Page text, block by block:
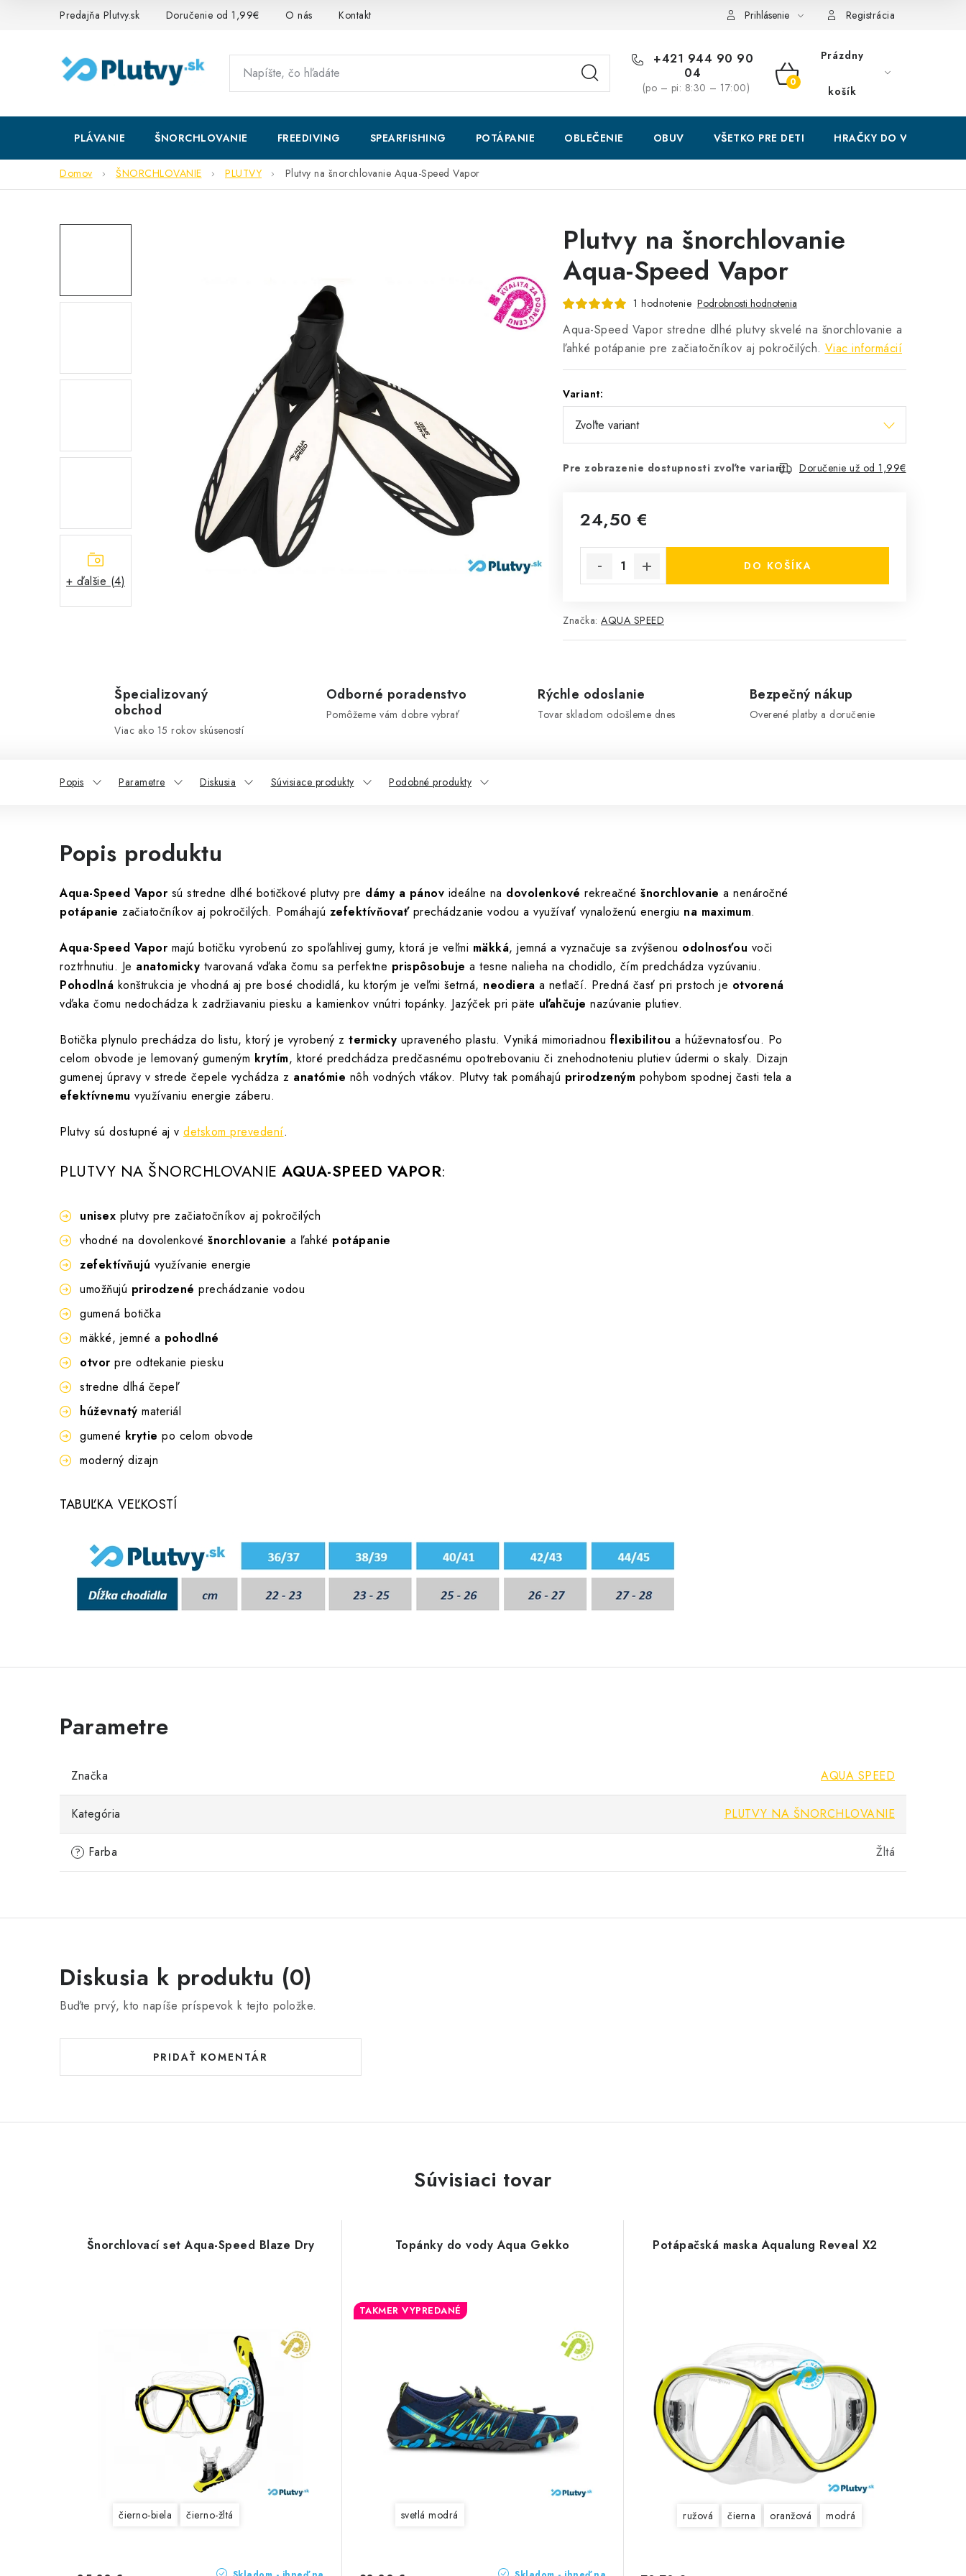
Predajňa Plutvy.sk Doručenie od 1,99€ O nás Kontakt Prihlásenie Registrácia
+421 944 90 90
04
(po – pi: 8:30 – 17:00)
NÁKUPNÝ
Prázdny
košík
PLÁVANIE ŠNORCHLOVANIE FREEDIVING SPEARFISHING POTÁPANIE OBLEČENIE OBUV VŠETKO PRE DETI HRAČKY DO VODY
Domov ŠNORCHLOVANIE PLUTVY Plutvy na šnorchlovanie Aqua-Speed Vapor
+ ďalšie (4)
Plutvy na šnorchlovanie
Aqua-Speed Vapor
1 hodnotenie Podrobnosti hodnotenia
Aqua-Speed Vapor stredne dlhé plutvy skvelé na šnorchlovanie a
ľahké potápanie pre začiatočníkov aj pokročilých. Viac informácií
Variant:
Pre zobrazenie dostupnosti zvoľte variant Doručenie už od 1,99€
24,50 €
DO KOŠÍKA
Značka: AQUA SPEED
Špecializovaný
obchod
Viac ako 15 rokov skúseností
Odborné poradenstvo
Pomôžeme vám dobre vybrať
Rýchle odoslanie
Tovar skladom odošleme dnes
Bezpečný nákup
Overené platby a doručenie
Popis Parametre Diskusia Súvisiace produkty Podobné produkty
Popis produktu
Aqua-Speed Vapor sú stredne dlhé botičkové plutvy pre dámy a pánov ideálne na dovolenkové rekreačné šnorchlovanie a nenáročné
potápanie začiatočníkov aj pokročilých. Pomáhajú zefektívňovaťprechádzanie vodou a využívať vynaloženú energiu na maximum.
Aqua-Speed Vapor majú botičku vyrobenú zo spoľahlivej gumy, ktorá je veľmi mäkká, jemná a vyznačuje sa zvýšenou odolnosťou voči
roztrhnutiu. Je anatomicky tvarovaná vďaka čomu sa perfektne prispôsobuje a tesne nalieha na chodidlo, čím predchádza vyzúvaniu.
Pohodlná konštrukcia je vhodná aj pre bosé chodidlá, ku ktorým je veľmi šetrná, neodiera a netlačí. Predná časť pri prstoch je otvorená
vďaka čomu nedochádza k zadržiavaniu piesku a kamienkov vnútri topánky. Jazýček pri päte uľahčuje nazúvanie plutiev.
Botička plynulo prechádza do listu, ktorý je vyrobený z termicky upraveného plastu. Vyniká mimoriadnou flexibilitou a húževnatosťou. Po
celom obvode je lemovaný gumeným krytím, ktoré predchádza predčasnému opotrebovaniu či znehodnoteniu plutiev údermi o skaly. Dizajn
gumenej úpravy v strede čepele vychádza z anatómie nôh vodných vtákov. Plutvy tak pomáhajú prirodzeným pohybom spodnej časti tela a
efektívnemu využívaniu energie záberu.
Plutvy sú dostupné aj v detskom prevedení.
PLUTVY NA ŠNORCHLOVANIE AQUA-SPEED VAPOR:
unisex plutvy pre začiatočníkov aj pokročilých
vhodné na dovolenkové šnorchlovanie a ľahké potápanie
zefektívňujú využívanie energie
umožňujú prirodzené prechádzanie vodou
gumená botička
mäkké, jemné a pohodlné
otvor pre odtekanie piesku
stredne dlhá čepeľ
húževnatý materiál
gumené krytie po celom obvode
moderný dizajn
TABUĽKA VEĽKOSTÍ
Značka AQUA SPEED
Kategória PLUTVY NA ŠNORCHLOVANIE
? Farba Žltá
Diskusia k produktu (0)
Buďte prvý, kto napíše príspevok k tejto položke.
PRIDAŤ KOMENTÁR
Súvisiaci tovar
Šnorchlovací set Aqua-Speed Blaze Dry
čierno-biela čierno-žltá
Topánky do vody Aqua Gekko
TAKMER VYPREDANÉ
svetlá modrá
Potápačská maska Aqualung Reveal X2
ružová čierna oranžová modrá